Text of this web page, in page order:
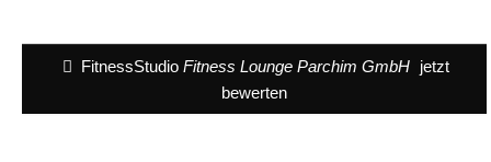
FitnessStudioFitness Lounge Parchim GmbH jetzt
bewerten